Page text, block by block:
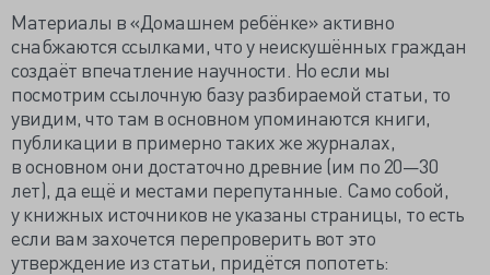
Материалы в «Домашнем ребёнке» активно
снабжаются ссылками, что у неискушённых граждан
создаёт впечатление научности. Но если мы
посмотрим ссылочную базу разбираемой статьи, то
увидим, что там в основном упоминаются книги,
публикации в примерно таких же журналах,
в основном они достаточно древние (им по 20—30
лет), да ещё и местами перепутанные. Само собой,
у книжных источников не указаны страницы, то есть
если вам захочется перепроверить вот это
утверждение из статьи, придётся попотеть: